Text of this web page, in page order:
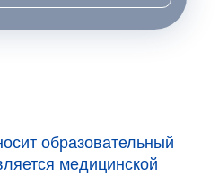
образовательный
медицинской